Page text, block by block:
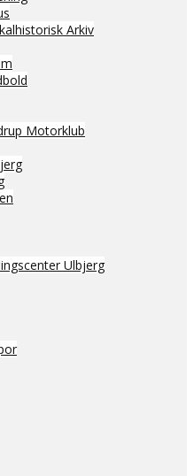
Arkiv
Motorklub
Ulbjerg